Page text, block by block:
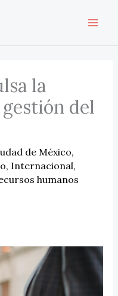
la
del
de México,
, Internacional,
humanos